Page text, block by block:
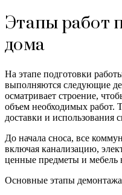
Этапы работ
дома
На этапе подготовки
выполняются следующие
осматривает строение,
объем необходимых работ.
доставки и использования
До начала сноса, все
включая канализацию,
ценные предметы и мебель
Основные этапы